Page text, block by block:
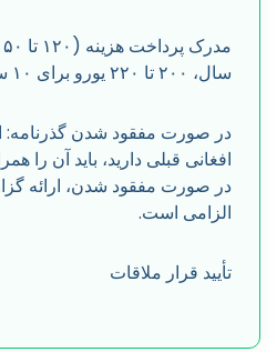
سال، ۲۰۰ تا ۲۲۰ یورو برای ۱۰ سال)
در صورت مفقود شدن گذرنامه:
افغانی قبلی دارید، باید آن را
در صورت مفقود شدن، ارائه
الزامی است.
تأیید قرار ملاقات